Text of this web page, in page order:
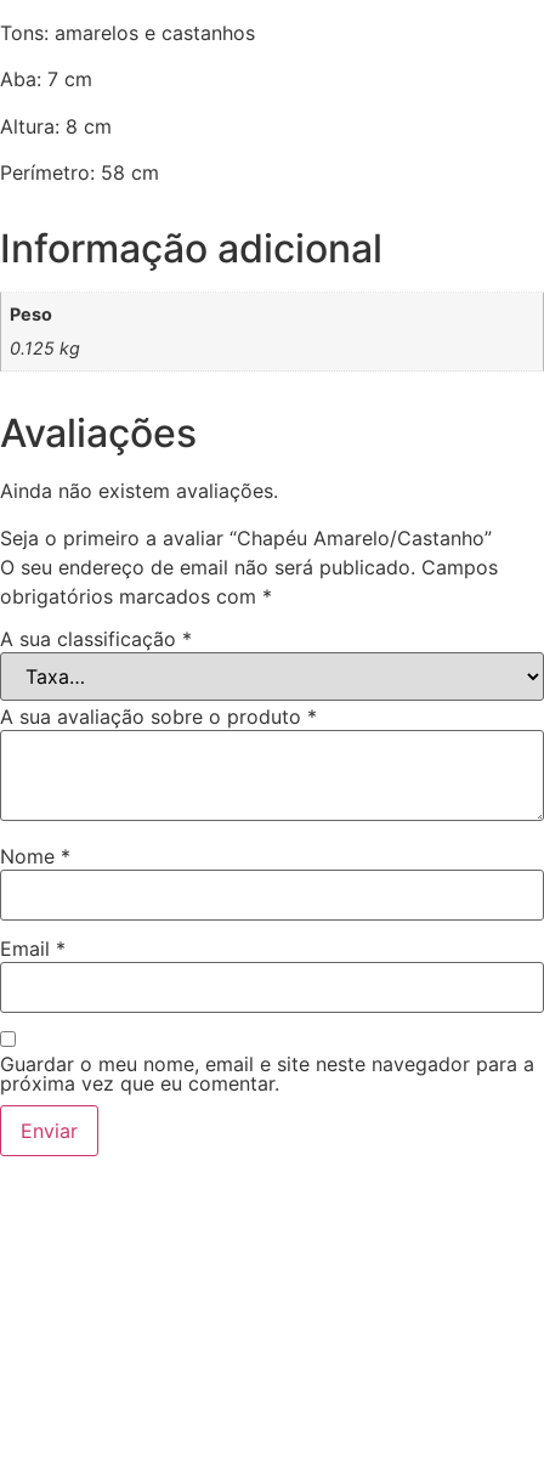
Tons: amarelos e castanhos
Aba: 7 cm
Altura: 8 cm
Perímetro: 58 cm
Informação adicional
Peso
0.125 kg
Avaliações
Ainda não existem avaliações.
Seja o primeiro a avaliar “Chapéu Amarelo/Castanho”
O seu endereço de email não será publicado. Campos
obrigatórios marcados com *
A sua classificação *
A sua avaliação sobre o produto *
Nome *
Email *
Guardar o meu nome, email e site neste navegador para a
próxima vez que eu comentar.